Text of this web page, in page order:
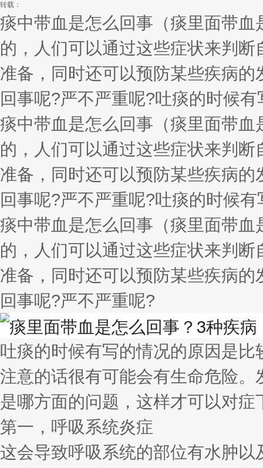
转载：
痰中带血是怎么回事（痰里面带
的，人们可以通过这些症状来判
准备，同时还可以预防某些疾病
回事呢?严不严重呢?吐痰的时候
痰中带血是怎么回事（痰里面带
的，人们可以通过这些症状来判
准备，同时还可以预防某些疾病
回事呢?严不严重呢?吐痰的时候
痰中带血是怎么回事（痰里面带
的，人们可以通过这些症状来判
准备，同时还可以预防某些疾病
回事呢?严不严重呢?
吐痰的时候有写的情况的原因是
注意的话很有可能会有生命危险
是哪方面的问题，这样才可以对
第一，呼吸系统炎症
这会导致呼吸系统的部位有水肿